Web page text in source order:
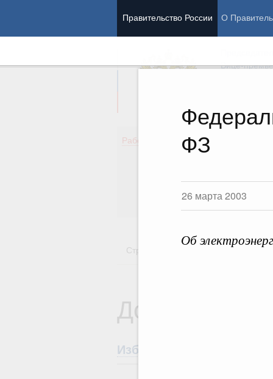
Правительство России О
ФЗ
26 марта 2003
Об
Вице-
Работа Правительства
Стратегии Государственные
Документы
Избранные документы